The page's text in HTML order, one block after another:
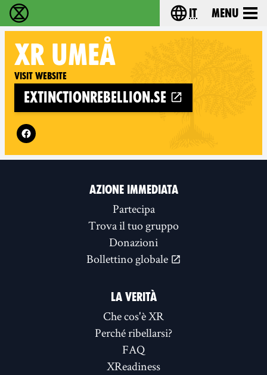
Extinction Rebellion - Home Choose your
it Menu
XR UMEÅ
Visit website
extinctionrebellion.se
Follow XR Umeå on
AZIONE IMMEDIATA
Partecipa
Trova il tuo gruppo
Donazioni
Bollettino globale
LA VERITÀ
Che cos'è XR
Perché ribellarsi?
FAQ
XReadiness